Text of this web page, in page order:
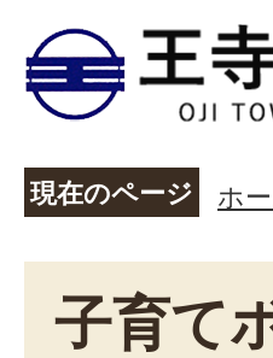
現在のページ ホ
子育て